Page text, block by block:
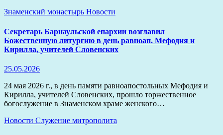
Знаменский монастырь Новости
Секретарь Барнаульской епархии возглавил
Божественную литургию в день равноап. Мефодия и
Кирилла, учителей Словенских
25.05.2026
24 мая 2026 г., в день памяти равноапостольных Мефодия и
Кирилла, учителей Словенских, прошло торжественное
богослужение в Знаменском храме женского…
Новости Служение митрополита